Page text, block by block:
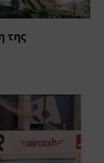
της